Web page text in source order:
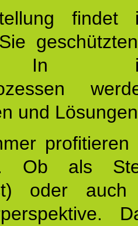
findet
und
Ob als
oder